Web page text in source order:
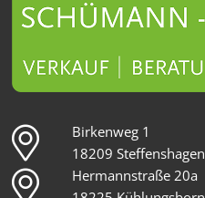
Birkenweg 1
18209 Steffenshagen
Hermannstraße 20a